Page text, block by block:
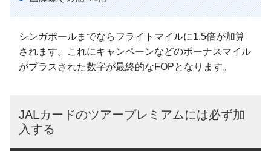
シンガポールまでならフライトマイルに1.5倍が加算
されます。これにキャンペーンなどのボーナスマイル
がプラスされた数字が最終的なFOPとなります。
JALカードのツアープレミアムには必ず加
入する